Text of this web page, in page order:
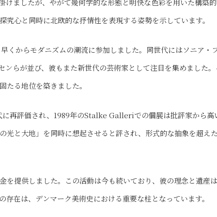
けましたが、やがて幾何学的な形態と明快な色彩を用いた構築
心と同時に北欧的な抒情性を表現する姿勢を示しています。
くからモダニズムの潮流に参加しました。同世代にはソニア・
らが並び、彼もまた新世代の芸術家として注目を集めました。
たる地位を築きました。
再評価され、1989年のStalke Galleriでの個展は批評家から高
光と大地」を同時に想起させると評され、形式的な抽象を超えた
を提供しました。この活動は今も続いており、彼の理念と遺産
在は、デンマーク美術史における重要な柱となっています。